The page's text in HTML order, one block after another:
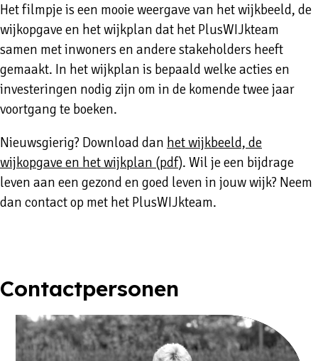
Het filmpje is een mooie weergave van het wijkbeeld, de
wijkopgave en het wijkplan dat het PlusWIJkteam
samen met inwoners en andere stakeholders heeft
gemaakt. In het wijkplan is bepaald welke acties en
investeringen nodig zijn om in de komende twee jaar
voortgang te boeken.
Nieuwsgierig? Download dan het wijkbeeld, de
wijkopgave en het wijkplan (pdf). Wil je een bijdrage
leven aan een gezond en goed leven in jouw wijk? Neem
dan contact op met het PlusWIJkteam.
Contactpersonen